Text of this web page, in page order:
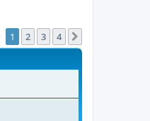
1 2 3 4